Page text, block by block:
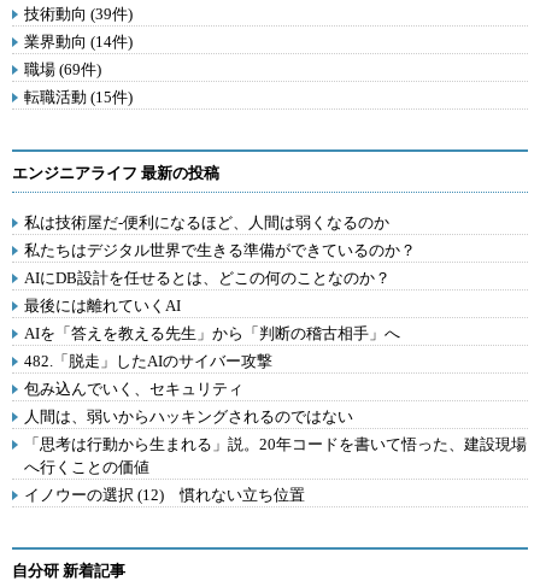
技術動向 (39件)
業界動向 (14件)
職場 (69件)
転職活動 (15件)
エンジニアライフ 最新の投稿
私は技術屋だ-便利になるほど、人間は弱くなるのか
私たちはデジタル世界で生きる準備ができているのか？
AIにDB設計を任せるとは、どこの何のことなのか？
最後には離れていくAI
AIを「答えを教える先生」から「判断の稽古相手」へ
482.「脱走」したAIのサイバー攻撃
包み込んでいく、セキュリティ
人間は、弱いからハッキングされるのではない
「思考は行動から生まれる」説。20年コードを書いて悟った、建設現場
へ行くことの価値
イノウーの選択 (12) 慣れない立ち位置
自分研 新着記事